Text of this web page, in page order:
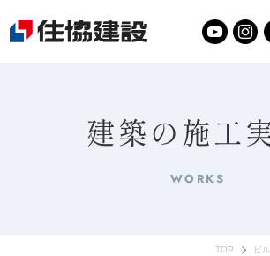
建築の施工
WORKS
TOP ビ